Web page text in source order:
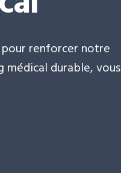
pour renforcer notre
médical durable, vous